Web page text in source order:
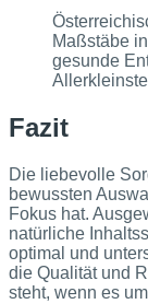
Maßstäbe
gesunde
Fazit
Die liebevolle
bewussten
Fokus hat.
natürliche
optimal und
die Qualität und
steht, wenn es